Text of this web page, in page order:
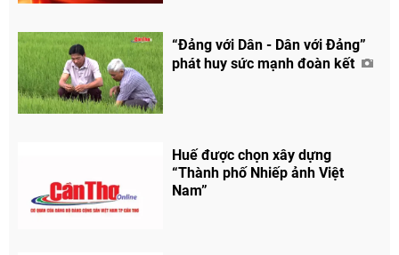
“Đảng với Dân - Dân với Đảng”
phát huy sức mạnh đoàn kết
Huế được chọn xây dựng
“Thành phố Nhiếp ảnh Việt
Nam”